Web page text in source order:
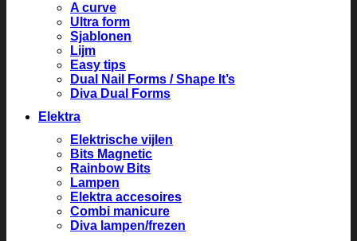
A curve
Ultra form
Sjablonen
Lijm
Easy tips
Dual Nail Forms / Shape It’s
Diva Dual Forms
Elektra
Elektrische vijlen
Bits Magnetic
Rainbow Bits
Lampen
Elektra accesoires
Combi manicure
Diva lampen/frezen